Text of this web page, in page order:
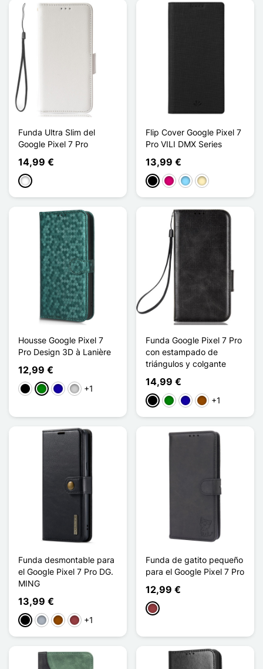
Funda Ultra Slim del
Google Pixel 7 Pro
14,99 €
Blanco
Flip Cover Google Pixel 7
Pro VILI DMX Series
13,99 €
NegroMagentaAzul claro
Oro
Housse Google Pixel 7
Pro Design 3D à Lanière
12,99 €
NegroVerdeAzul oscuro
Plata+1
Funda Google Pixel 7 Pro
con estampado de
triángulos y colgante
14,99 €
NegroVerdeAzul oscuro
Marrón
+1
Funda desmontable para
el Google Pixel 7 Pro DG.
MING
13,99 €
NegroGris MarrónRojo oscuro
+1
Funda de gatito pequeño
para el Google Pixel 7 Pro
12,99 €
Rojo oscuro